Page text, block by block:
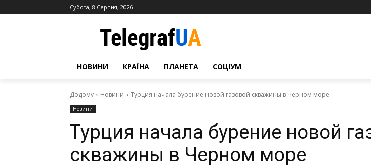
Субота, 8 Серпня, 2026
НОВИНИ КРАЇНА ПЛАНЕТА СОЦІУМ
Додому Новини Турция начала бурение новой газовой скважины в Черном море
Новини
Турция начала бурение новой
скважины в Черном море